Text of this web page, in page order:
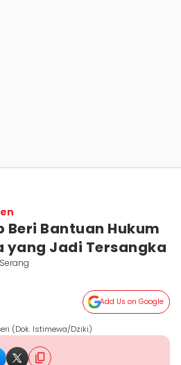
Beri Bantuan Hukum
yang Jadi Tersangka
Add Us on Google
(Dok. Istimewa/Dziki)